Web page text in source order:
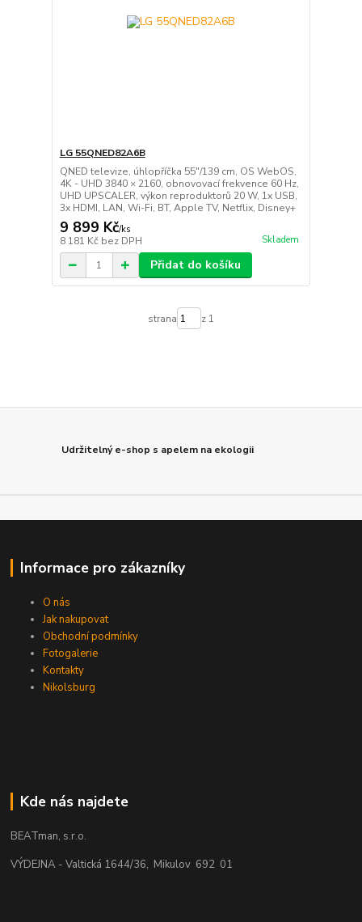
LG 55QNED82A6B
QNED televize, úhlopříčka 55"/139 cm, OS WebOS,
4K - UHD 3840 × 2160, obnovovací frekvence 60 Hz,
UHD UPSCALER, výkon reproduktorů 20 W, 1x USB,
3x HDMI, LAN, Wi-Fi, BT, Apple TV, Netflix, Disney+
9 899 Kč/ks
8 181 Kč bez DPH Skladem
Přidat do košíku
strana z 1
Udržitelný e-shop s apelem na ekologii
Informace pro zákazníky
O nás
Jak nakupovat
Obchodní podmínky
Fotogalerie
Kontakty
Nikolsburg
Kde nás najdete
BEATman, s.r.o.
VÝDEJNA - Valtická 1644/36, Mikulov 692 01